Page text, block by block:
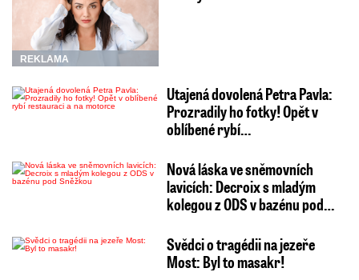
REKLAMA
Utajená dovolená Petra Pavla:
Prozradily ho fotky! Opět v
oblíbené rybí…
Nová láska ve sněmovních
lavicích: Decroix s mladým
kolegou z ODS v bazénu pod…
Svědci o tragédii na jezeře
Most: Byl to masakr!